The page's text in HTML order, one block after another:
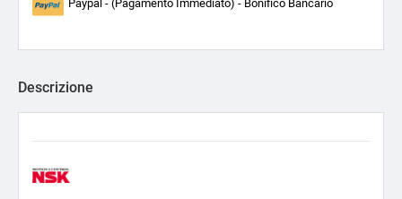
Paypal - (Pagamento Immediato) - Bonifico Bancario
Descrizione